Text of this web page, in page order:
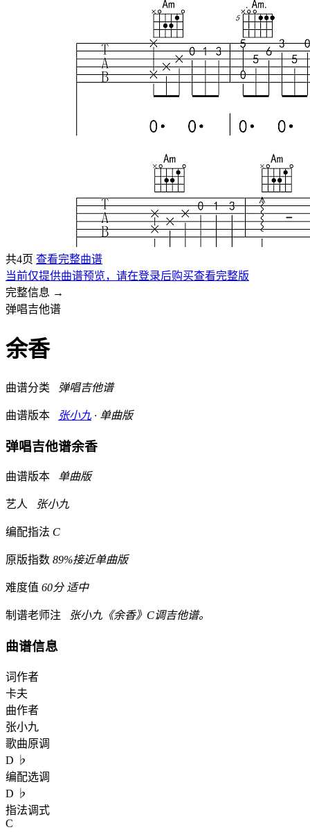
共4页 查看完整曲谱
当前仅提供曲谱预览，请在登录后购买查看完整版
完整信息 →
弹唱吉他谱
余香
曲谱分类 弹唱吉他谱
曲谱版本 张小九 · 单曲版
弹唱吉他谱余香
曲谱版本 单曲版
艺人 张小九
编配指法 C
原版指数 89%接近单曲版
难度值 60分 适中
制谱老师注 张小九《余香》C调吉他谱。
曲谱信息
词作者
卡夫
曲作者
张小九
歌曲原调
D ♭
编配选调
D ♭
指法调式
C